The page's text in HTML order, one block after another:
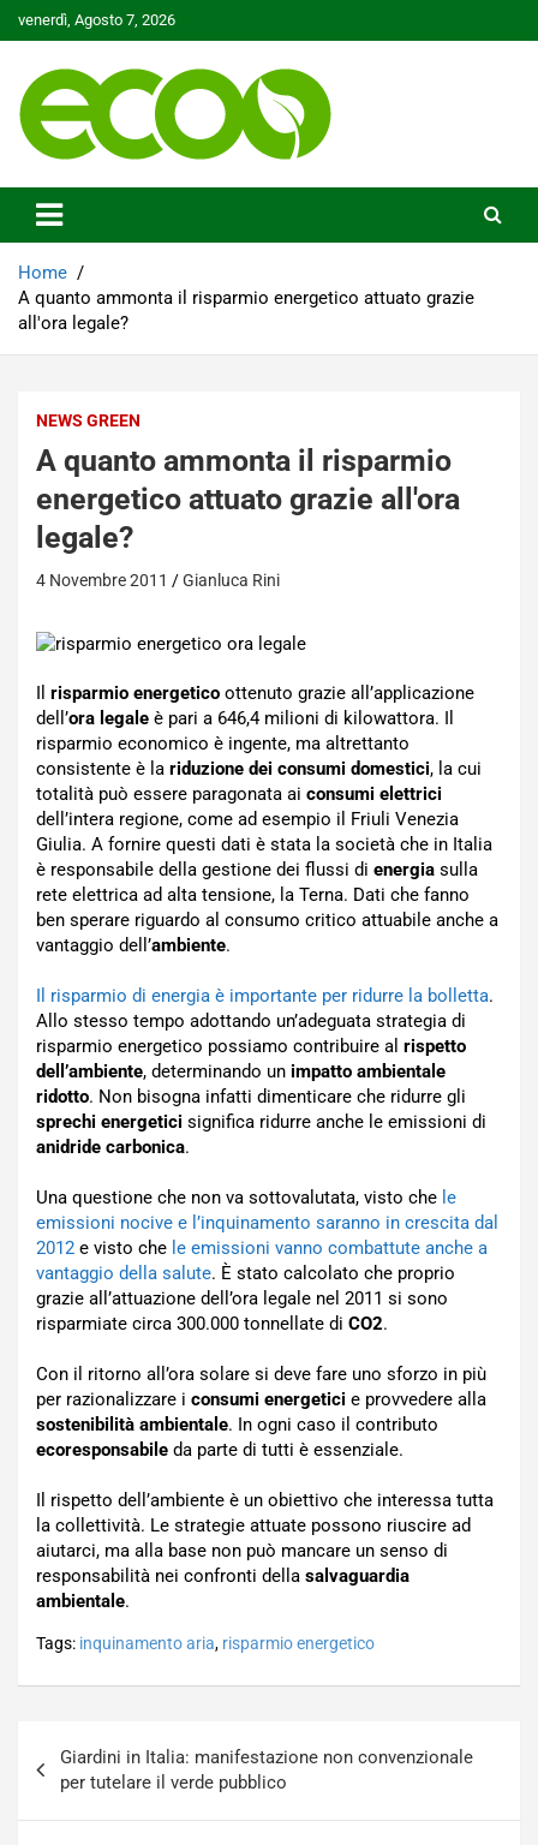
to
venerdì, Agosto 7, 2026
Ecoo.it
Home
A quanto ammonta il risparmio energetico attuato grazie
all'ora legale?
NEWS GREEN
A quanto ammonta il risparmio
energetico attuato grazie all'ora
legale?
4 Novembre 2011 Gianluca Rini
Il risparmio energetico ottenuto grazie all’applicazione
dell’ora legale è pari a 646,4 milioni di kilowattora. Il
risparmio economico è ingente, ma altrettanto
consistente è la riduzione dei consumi domestici, la cui
totalità può essere paragonata ai consumi elettrici
dell’intera regione, come ad esempio il Friuli Venezia
Giulia. A fornire questi dati è stata la società che in Italia
è responsabile della gestione dei flussi di energia sulla
rete elettrica ad alta tensione, la Terna. Dati che fanno
ben sperare riguardo al consumo critico attuabile anche a
vantaggio dell’ambiente.
Il risparmio di energia è importante per ridurre la bolletta.
Allo stesso tempo adottando un’adeguata strategia di
risparmio energetico possiamo contribuire al rispetto
dell’ambiente, determinando un impatto ambientale
ridotto. Non bisogna infatti dimenticare che ridurre gli
sprechi energetici significa ridurre anche le emissioni di
anidride carbonica.
Una questione che non va sottovalutata, visto che le
emissioni nocive e l’inquinamento saranno in crescita dal
2012 e visto che le emissioni vanno combattute anche a
vantaggio della salute. È stato calcolato che proprio
grazie all’attuazione dell’ora legale nel 2011 si sono
risparmiate circa 300.000 tonnellate di CO2.
Con il ritorno all’ora solare si deve fare uno sforzo in più
per razionalizzare i consumi energetici e provvedere alla
sostenibilità ambientale. In ogni caso il contributo
ecoresponsabile da parte di tutti è essenziale.
Il rispetto dell’ambiente è un obiettivo che interessa tutta
la collettività. Le strategie attuate possono riuscire ad
aiutarci, ma alla base non può mancare un senso di
responsabilità nei confronti della salvaguardia
ambientale.
Tags: inquinamento aria, risparmio energetico
articoli
Giardini in Italia: manifestazione non convenzionale
per tutelare il verde pubblico